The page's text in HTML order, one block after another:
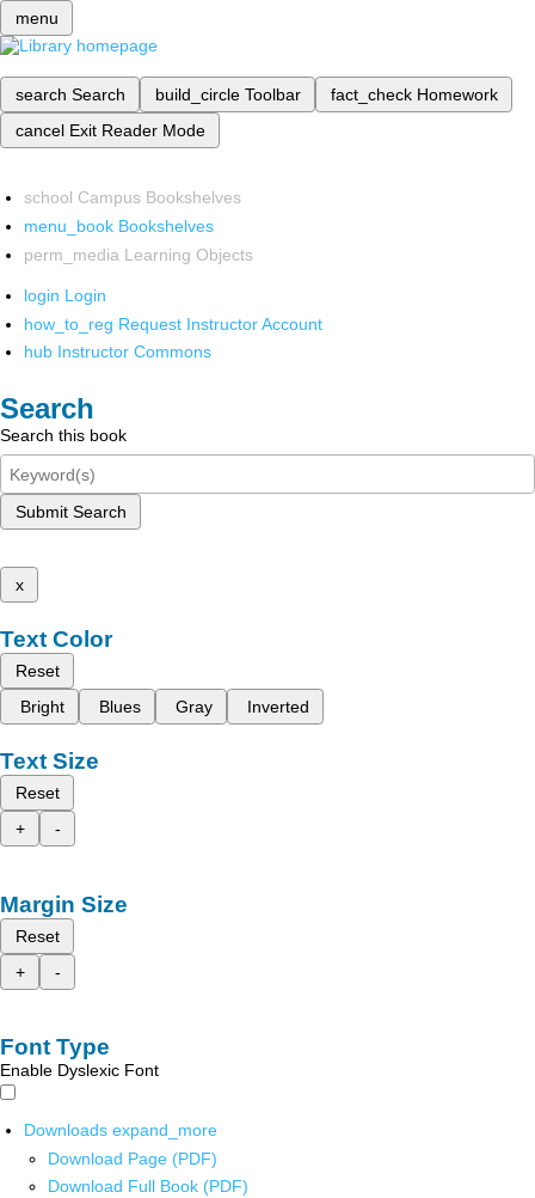
menu
search Search build_circle Toolbar fact_check Homework
cancel Exit Reader Mode
school Campus Bookshelves
menu_book Bookshelves
perm_media Learning Objects
login Login
how_to_reg Request Instructor Account
hub Instructor Commons
Search
Search this book
Submit Search
x
Text Color
Reset
Bright
Blues Gray Inverted
Text Size
Reset
+
-
Margin Size
Reset
+
-
Font Type
Enable Dyslexic Font
Downloads expand_more
Download Page (PDF)
Download Full Book (PDF)